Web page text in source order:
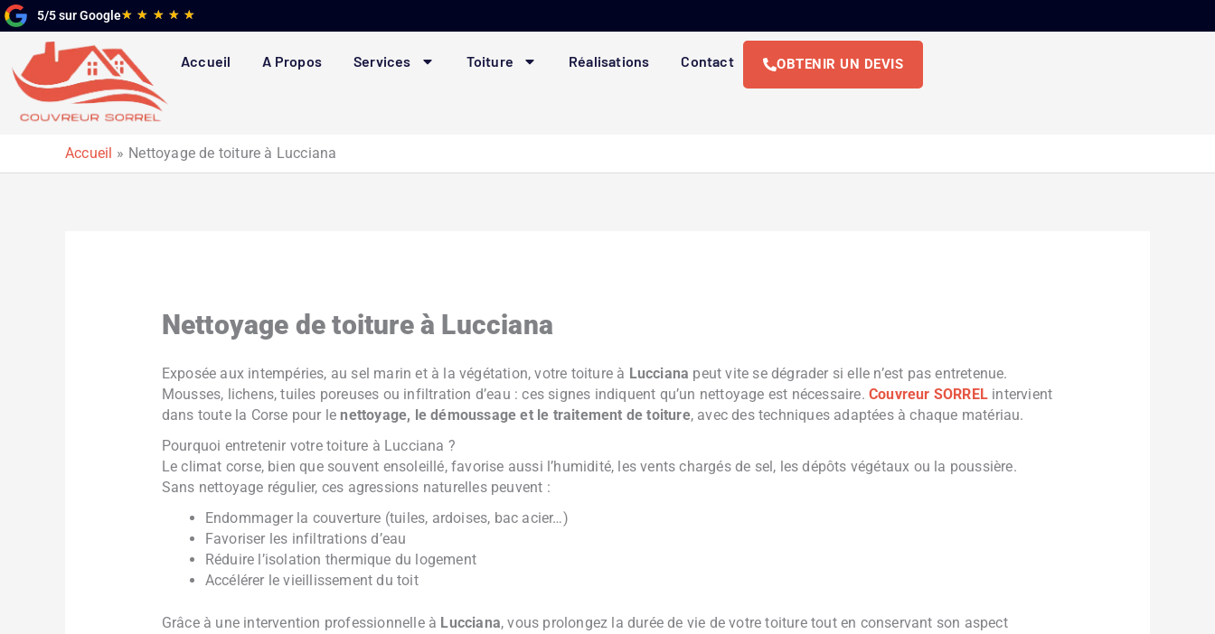
Aller
au
contenu
5/5 sur Google★ ★ ★ ★ ★
5
Accueil A Propos Services Toiture Réalisations Contact OBTENIR UN DEVIS
Accueil Nettoyage de toiture à Lucciana
Nettoyage de toiture à Lucciana
Exposée aux intempéries, au sel marin et à la végétation, votre toiture à Lucciana peut vite se dégrader si elle n’est pas entretenue.
Mousses, lichens, tuiles poreuses ou infiltration d’eau : ces signes indiquent qu’un nettoyage est nécessaire. Couvreur SORRELintervient
dans toute la Corse pour le nettoyage, le démoussage et le traitement de toiture, avec des techniques adaptées à chaque matériau.
Pourquoi entretenir votre toiture à Lucciana ?
Le climat corse, bien que souvent ensoleillé, favorise aussi l’humidité, les vents chargés de sel, les dépôts végétaux ou la poussière.
Sans nettoyage régulier, ces agressions naturelles peuvent :
Endommager la couverture (tuiles, ardoises, bac acier…)
Favoriser les infiltrations d’eau
Réduire l’isolation thermique du logement
Accélérer le vieillissement du toit
Grâce à une intervention professionnelle à Lucciana, vous prolongez la durée de vie de votre toiture tout en conservant son aspect